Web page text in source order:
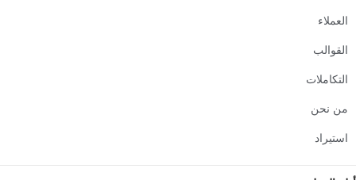
العملاء
القوالب
التكاملات
من نحن
استيراد